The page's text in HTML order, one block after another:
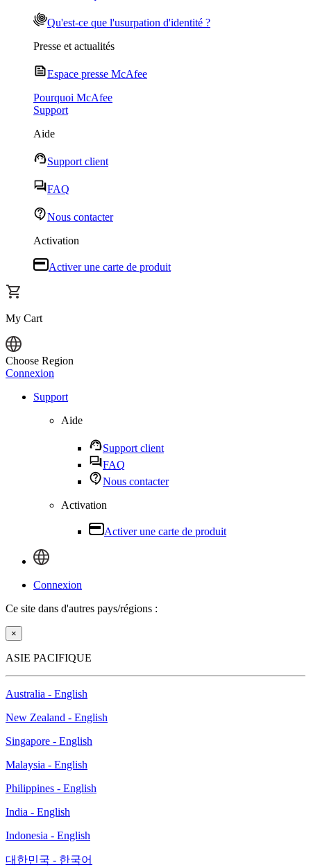
Qu'est-ce que l'usurpation d'identité ?
Presse et actualités
Espace presse McAfee
Pourquoi McAfee
Support
Aide
Support client
FAQ
Nous contacter
Activation
Activer une carte de produit
My Cart
Choose Region
Connexion
Support
Aide
Support client
FAQ
Nous contacter
Activation
Activer une carte de produit
Connexion
Ce site dans d'autres pays/régions :
×
ASIE PACIFIQUE
Australia - English
New Zealand - English
Singapore - English
Malaysia - English
Philippines - English
India - English
Indonesia - English
대한민국 - 한국어